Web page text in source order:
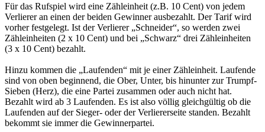
Für das Rufspiel wird eine Zähleinheit (z.B. 10 Cent) von jedem
Verlierer an einen der beiden Gewinner ausbezahlt. Der Tarif wird
vorher festgelegt. Ist der Verlierer „Schneider“, so werden zwei
Zähleinheiten (2 x 10 Cent) und bei „Schwarz“ drei Zähleinheiten
(3 x 10 Cent) bezahlt.
Hinzu kommen die „Laufenden“ mit je einer Zähleinheit. Laufende
sind von oben beginnend, die Ober, Unter, bis hinunter zur Trumpf-
Sieben (Herz), die eine Partei zusammen oder auch nicht hat.
Bezahlt wird ab 3 Laufenden. Es ist also völlig gleichgültig ob die
Laufenden auf der Sieger- oder der Verliererseite standen. Bezahlt
bekommt sie immer die Gewinnerpartei.